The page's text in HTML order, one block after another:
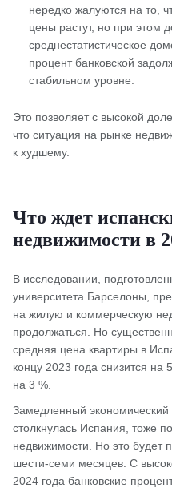
нередко жалуются на то,
цены растут, но при этом
среднестатистическое
процент банковской
стабильном уровне.
Это позволяет с высокой
что ситуация на рынке
к худшему.
Что ждет
недвижимости в
В исследовании,
университета Барселоны,
на жилую и коммерческую
продолжаться. Но
средняя цена квартиры в
концу 2023 года снизится
на 3 %.
Замедленный экономический
столкнулась Испания, тоже
недвижимости. Но это будет
шести-семи месяцев. С
2024 года банковские